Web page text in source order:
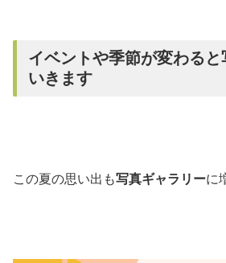
イベントや季節が変わる
いきます
この夏の思い出も写真ギャラリーに